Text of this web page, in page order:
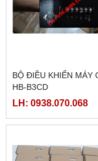
BỘ ĐIỀU KHIỂN MÁY
HB-B3CD
LH: 0938.070.068